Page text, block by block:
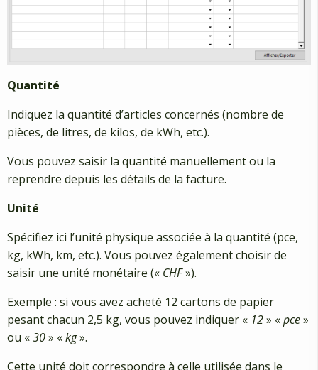
Quantité
Indiquez la quantité d’articles concernés (nombre de
pièces, de litres, de kilos, de kWh, etc.).
Vous pouvez saisir la quantité manuellement ou la
reprendre depuis les détails de la facture.
Unité
Spécifiez ici l’unité physique associée à la quantité (pce,
kg, kWh, km, etc.). Vous pouvez également choisir de
saisir une unité monétaire (« CHF»).
Exemple : si vous avez acheté 12 cartons de papier
pesant chacun 2,5 kg, vous pouvez indiquer « 12» «pce»
ou «30» «kg».
Cette unité doit correspondre à celle utilisée dans le